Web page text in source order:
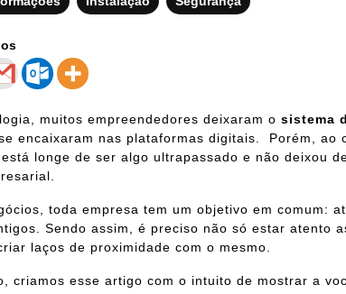
muitos empreendedores deixaram o sistema
encaixaram nas plataformas digitais. Porém, ao
longe de ser algo ultrapassado e não deixou
toda empresa tem um objetivo em comum:
Sendo assim, é preciso não só estar atento
laços de proximidade com o mesmo.
criamos esse artigo com o intuito de mostrar a